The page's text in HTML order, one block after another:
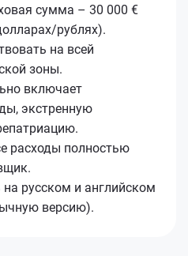
сумма – 30 000 €
рублях).
на всей
зоны.
включает
экстренную
расходы полностью
русском и английском
версию).